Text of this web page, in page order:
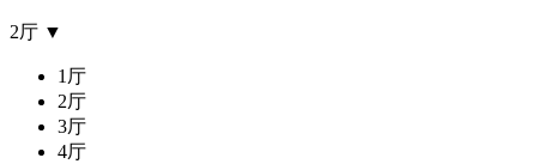
2厅 ▼
1厅
2厅
3厅
4厅